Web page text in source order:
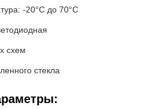
-20°C до 70°C
схем
стекла